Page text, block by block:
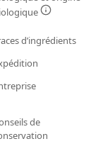
d’ingrédients
de